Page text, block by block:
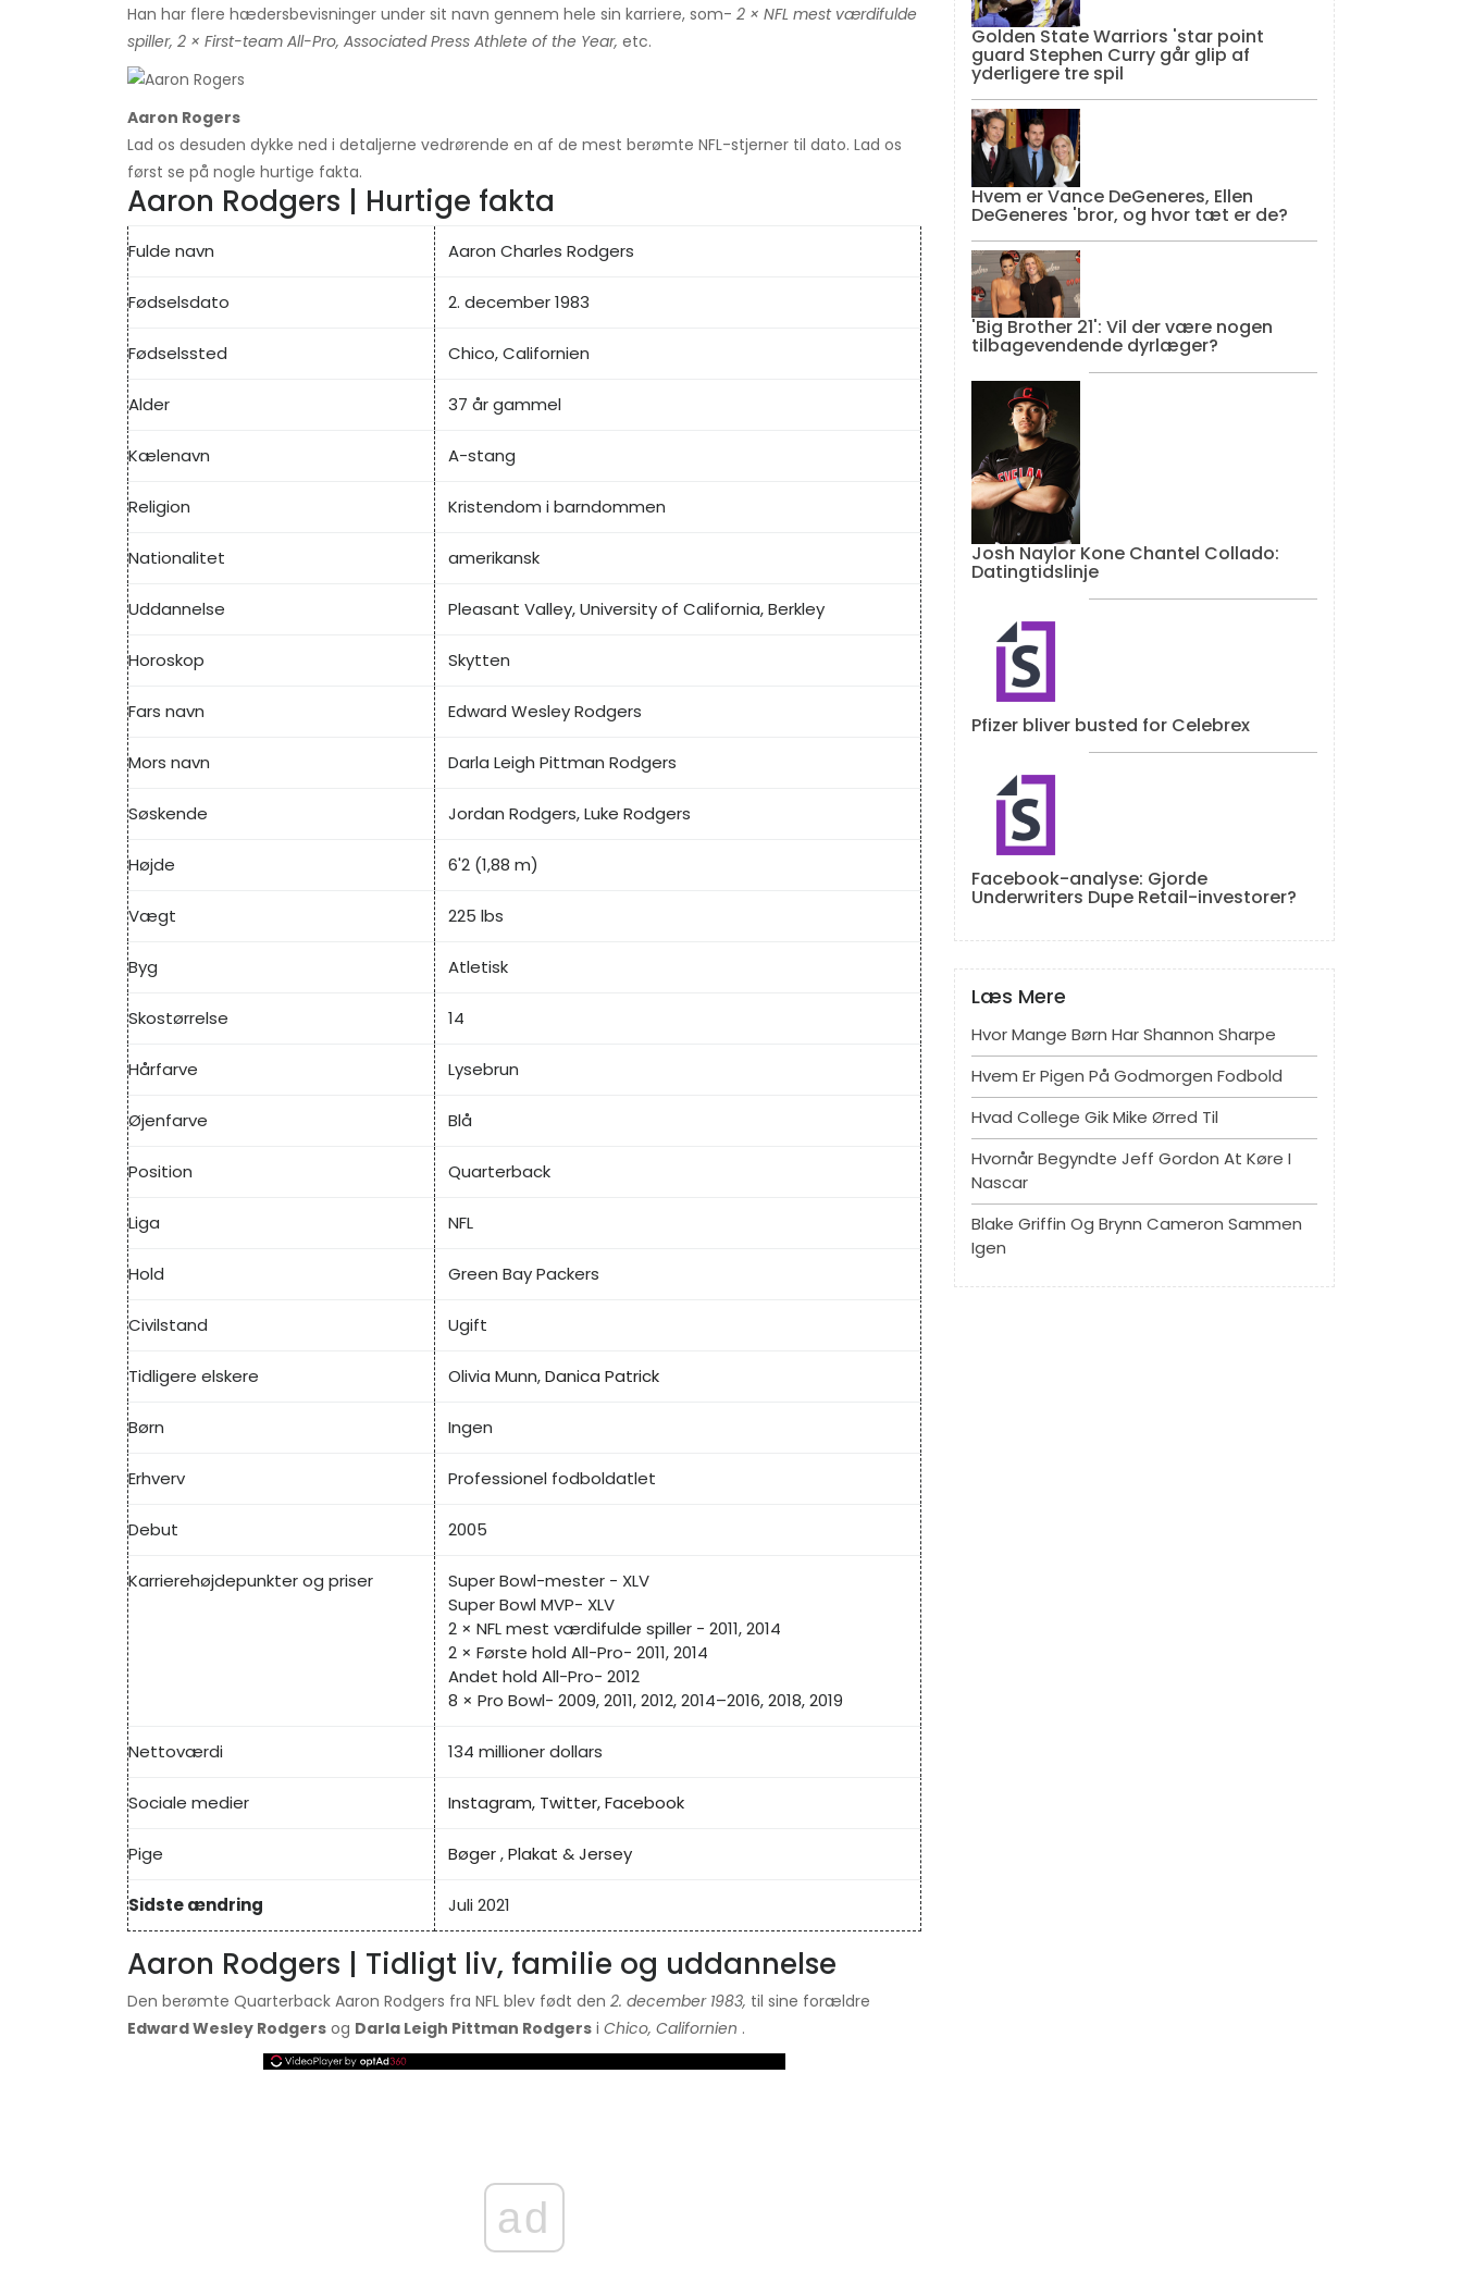
Han har flere hædersbevisninger under sit navn gennem hele sin karriere, som- 2 × NFL mest værdifulde
spiller, 2 × First-team All-Pro, Associated Press Athlete of the Year, etc.
Aaron Rogers
Lad os desuden dykke ned i detaljerne vedrørende en af ​​de mest berømte NFL-stjerner til dato. Lad os
først se på nogle hurtige fakta.
Aaron Rodgers | Hurtige fakta
Fulde navn Aaron Charles Rodgers
Fødselsdato 2. december 1983
Fødselssted Chico, Californien
Alder 37 år gammel
Kælenavn A-stang
Religion Kristendom i barndommen
Nationalitet amerikansk
Uddannelse Pleasant Valley, University of California, Berkley
Horoskop Skytten
Fars navn Edward Wesley Rodgers
Mors navn Darla Leigh Pittman Rodgers
Søskende Jordan Rodgers, Luke Rodgers
Højde 6'2 (1,88 m)
Vægt 225 lbs
Byg Atletisk
Skostørrelse 14
Hårfarve Lysebrun
Øjenfarve Blå
Position Quarterback
Liga NFL
Hold Green Bay Packers
Civilstand Ugift
Tidligere elskere Olivia Munn,Danica Patrick
Børn Ingen
Erhverv Professionel fodboldatlet
Debut 2005
Karrierehøjdepunkter og priser
Super Bowl-mester - XLV
Super Bowl MVP- XLV
2 × NFL mest værdifulde spiller - 2011, 2014
2 × Første hold All-Pro- 2011, 2014
Andet hold All-Pro- 2012
8 × Pro Bowl- 2009, 2011, 2012, 2014–2016, 2018, 2019
Nettoværdi 134 millioner dollars
Sociale medier Instagram, Twitter,Facebook
Pige Bøger,Plakat &Jersey
Sidste ændring Juli 2021
Aaron Rodgers | Tidligt liv, familie og uddannelse
Den berømte Quarterback Aaron Rodgers fra NFL blev født den 2. december 1983, til sine forældre
Edward Wesley Rodgers og Darla Leigh Pittman Rodgers i Chico, Californien .
ad
Golden State Warriors 'star point
guard Stephen Curry går glip af
yderligere tre spil
Hvem er Vance DeGeneres, Ellen
DeGeneres 'bror, og hvor tæt er de?
'Big Brother 21': Vil der være nogen
tilbagevendende dyrlæger?
Josh Naylor Kone Chantel Collado:
Datingtidslinje
Pfizer bliver busted for Celebrex
Facebook-analyse: Gjorde
Underwriters Dupe Retail-investorer?
Læs Mere
Hvor Mange Børn Har Shannon Sharpe
Hvem Er Pigen På Godmorgen Fodbold
Hvad College Gik Mike Ørred Til
Hvornår Begyndte Jeff Gordon At Køre I
Nascar
Blake Griffin Og Brynn Cameron Sammen
Igen